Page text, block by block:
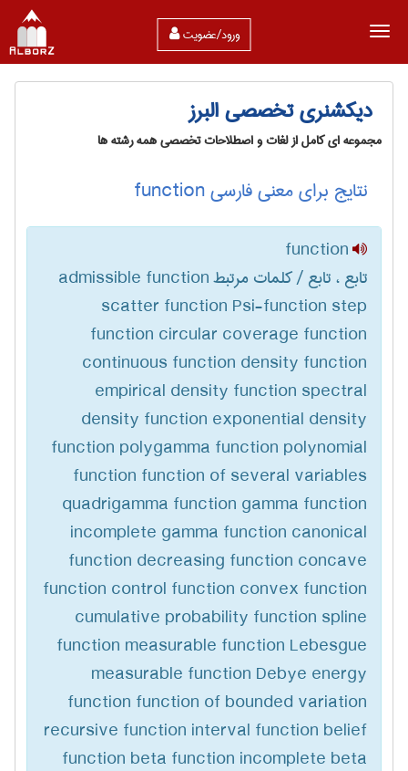
ورود/عضویت
دیکشنری تخصصی البرز
مجموعه ای کامل از لغات و اصطلاحات تخصصی همه رشته ها
نتایج برای معنی فارسی function
function
تابع ، تابع / کلمات مرتبط admissible function
scatter function Psi-function step
function circular coverage function
continuous function density function
empirical density function spectral
density function exponential density
function polygamma function polynomial
function function of several variables
quadrigamma function gamma function
incomplete gamma function canonical
function decreasing function concave
function control function convex function
cumulative probability function spline
function measurable function Lebesgue
measurable function Debye energy
function function of bounded variation
recursive function interval function belief
function beta function incomplete beta